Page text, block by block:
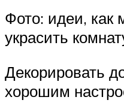
Фото: идеи, как
украсить
Декорировать
хорошим